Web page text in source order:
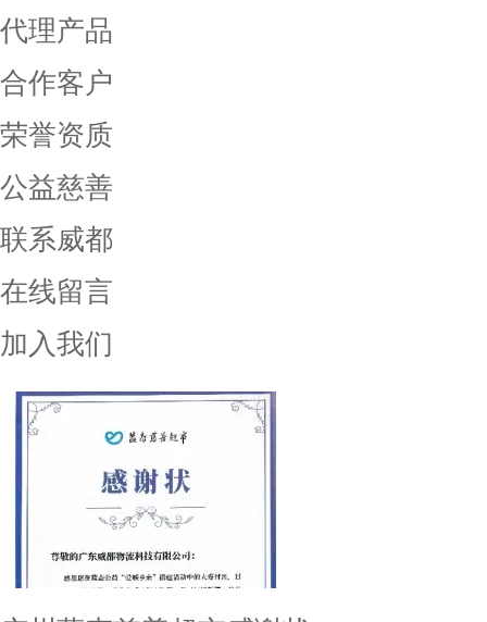
代理产品
合作客户
荣誉资质
公益慈善
联系威都
在线留言
加入我们